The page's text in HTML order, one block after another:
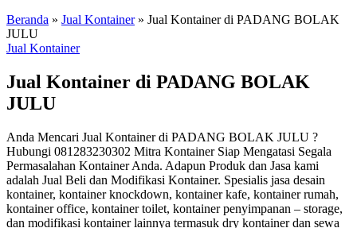
Beranda » Jual Kontainer » Jual Kontainer di PADANG BOLAK
JULU
Jual Kontainer
Jual Kontainer di PADANG BOLAK
JULU
Anda Mencari Jual Kontainer di PADANG BOLAK JULU ?
Hubungi 081283230302 Mitra Kontainer Siap Mengatasi Segala
Permasalahan Kontainer Anda. Adapun Produk dan Jasa kami
adalah Jual Beli dan Modifikasi Kontainer. Spesialis jasa desain
kontainer, kontainer knockdown, kontainer kafe, kontainer rumah,
kontainer office, kontainer toilet, kontainer penyimpanan – storage,
dan modifikasi kontainer lainnya termasuk dry kontainer dan sewa